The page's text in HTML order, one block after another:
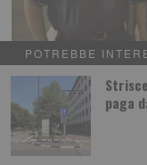
POTREBBE
paga